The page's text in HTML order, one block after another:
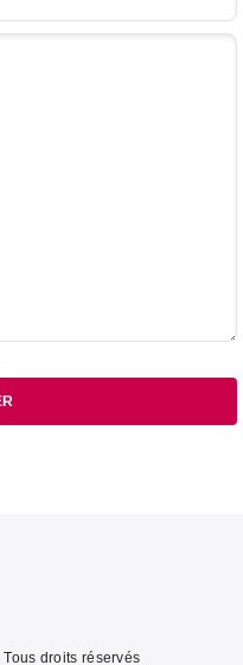
droits réservés